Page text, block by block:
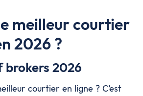
meilleur courtier
2026 ?
2026
courtier en ligne ? C’est